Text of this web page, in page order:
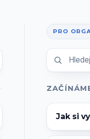
PRO
Jak si